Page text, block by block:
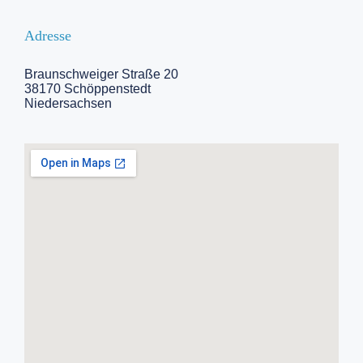
Adresse
Braunschweiger Straße 20
38170 Schöppenstedt
Niedersachsen